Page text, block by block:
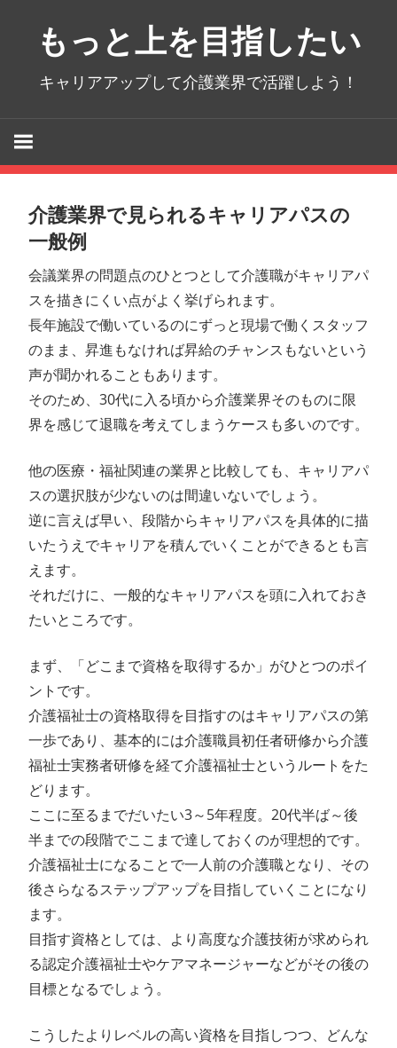
ス
もっと上を目指したい
キャリアアップして介護業界で活躍しよう！
介護業界で見られるキャリアパスの
一般例
会議業界の問題点のひとつとして介護職がキャリアパ
スを描きにくい点がよく挙げられます。
長年施設で働いているのにずっと現場で働くスタッフ
のまま、昇進もなければ昇給のチャンスもないという
声が聞かれることもあります。
そのため、30代に入る頃から介護業界そのものに限
界を感じて退職を考えてしまうケースも多いのです。
他の医療・福祉関連の業界と比較しても、キャリアパ
スの選択肢が少ないのは間違いないでしょう。
逆に言えば早い、段階からキャリアパスを具体的に描
いたうえでキャリアを積んでいくことができるとも言
えます。
それだけに、一般的なキャリアパスを頭に入れておき
たいところです。
まず、「どこまで資格を取得するか」がひとつのポイ
ントです。
介護福祉士の資格取得を目指すのはキャリアパスの第
一歩であり、基本的には介護職員初任者研修から介護
福祉士実務者研修を経て介護福祉士というルートをた
どります。
ここに至るまでだいたい3～5年程度。20代半ば～後
半までの段階でここまで達しておくのが理想的です。
介護福祉士になることで一人前の介護職となり、その
後さらなるステップアップを目指していくことになり
ます。
目指す資格としては、より高度な介護技術が求められ
る認定介護福祉士やケアマネージャーなどがその後の
目標となるでしょう。
こうしたよりレベルの高い資格を目指しつつ、どんな